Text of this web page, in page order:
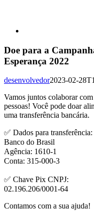
Doe para a
Esperança 2022
desenvolvedor2023-02-
Vamos juntos colaborar
pessoas! Você pode doar
uma transferência bancária.
✅ Dados para
Banco do Brasil⠀⠀
Agência: 1610-1⠀⠀
Conta: 315-000-3⠀⠀
✅ Chave Pix CNPJ:
02.196.206/0001-64⠀
Contamos com a sua ajuda!